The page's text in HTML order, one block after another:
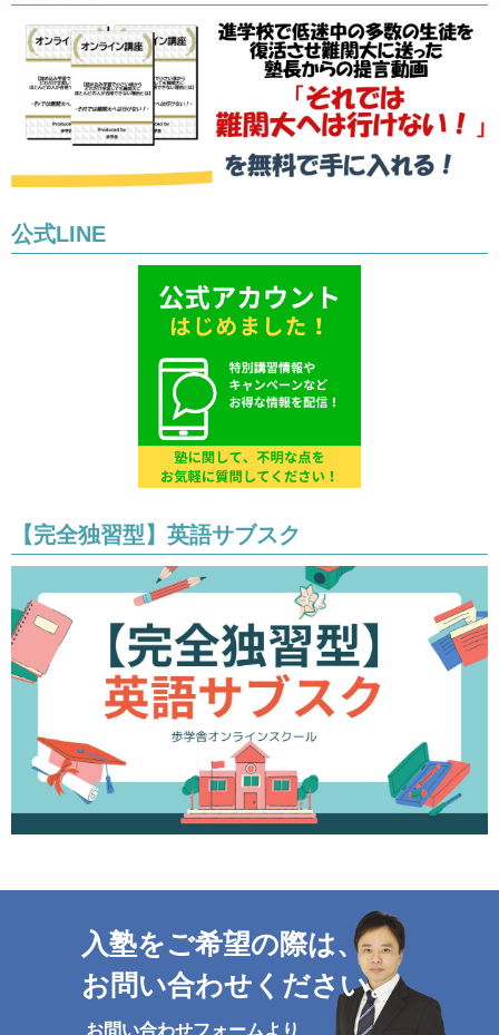
公式LINE
【完全独習型】英語サブスク
入塾をご希望の際は、
お問い合わせください。
お問い合わせフォームより